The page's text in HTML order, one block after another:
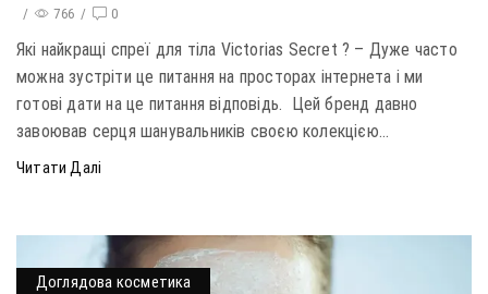
/ 766 / 0
Які найкращі спреї для тіла Victorias Secret ? – Дуже часто
можна зустріти це питання на просторах інтернета і ми
готові дати на це питання відповідь. Цей бренд давно
завоював серця шанувальників своєю колекцією...
Читати Далі
Доглядова косметика